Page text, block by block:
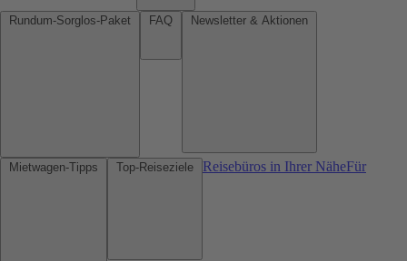
Reisebüros in Ihrer NäheFür